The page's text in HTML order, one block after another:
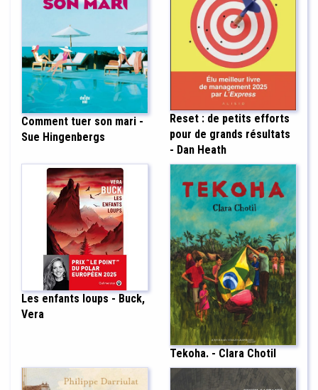
Comment tuer son mari -
Sue Hingenbergs
Reset : de petits efforts
pour de grands résultats
- Dan Heath
Les enfants loups - Buck,
Vera
Tekoha. - Clara Chotil